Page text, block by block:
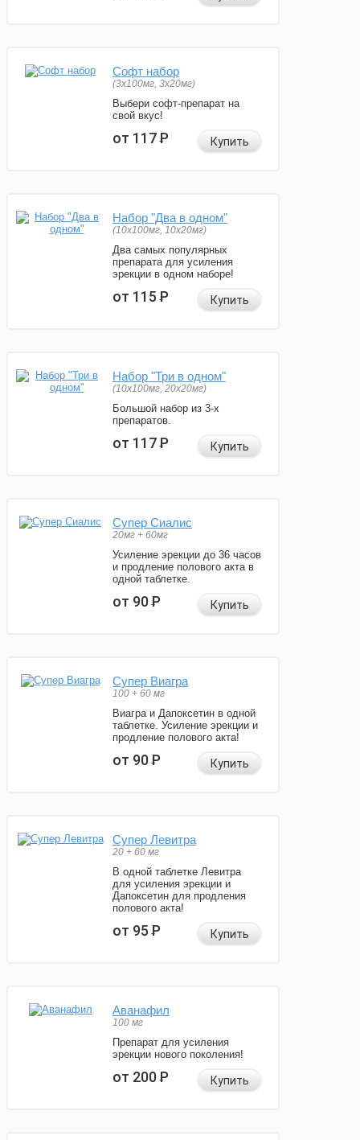
Софт набор
(3x100мг, 3x20мг)
Выбери софт-препарат на
свой вкус!
от 117Р Купить
Набор "Два в одном"
(10x100мг, 10x20мг)
Два самых популярных
препарата для усиления
эрекции в одном наборе!
от 115Р Купить
Набор "Три в одном"
(10x100мг, 20x20мг)
Большой набор из 3-х
препаратов.
от 117Р Купить
Супер Сиалис
20мг + 60мг
Усиление эрекции до 36 часов
и продление полового акта в
одной таблетке.
от 90Р Купить
Супер Виагра
100 + 60 мг
Виагра и Дапоксетин в одной
таблетке. Усиление эрекции и
продление полового акта!
от 90Р Купить
Супер Левитра
20 + 60 мг
В одной таблетке Левитра
для усиления эрекции и
Дапоксетин для продления
полового акта!
от 95Р Купить
Аванафил
100 мг
Препарат для усиления
эрекции нового поколения!
от 200Р Купить